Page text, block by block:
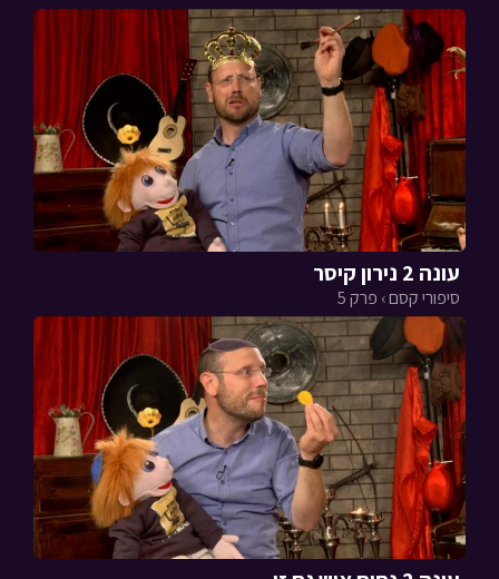
עונה 2 נירון קיסר
סיפורי קסם › פרק 5